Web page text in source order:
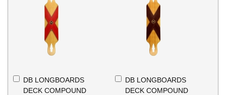
DB LONGBOARDS
DECK COMPOUND
In
Winkelwagen
DB LONGBOARDS
DECK COMPOUND
In
Winkelwagen